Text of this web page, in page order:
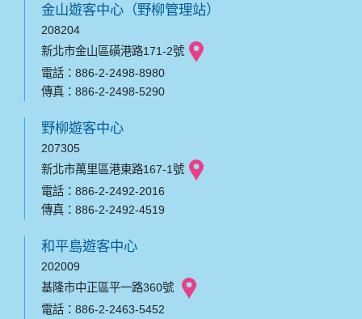
金山遊客中心（野柳管理站）
208204
新北市金山區磺港路171-2號
電話：886-2-2498-8980
傳真：886-2-2498-5290
野柳遊客中心
207305
新北市萬里區港東路167-1號
電話：886-2-2492-2016
傳真：886-2-2492-4519
和平島遊客中心
202009
基隆市中正區平一路360號
電話：886-2-2463-5452